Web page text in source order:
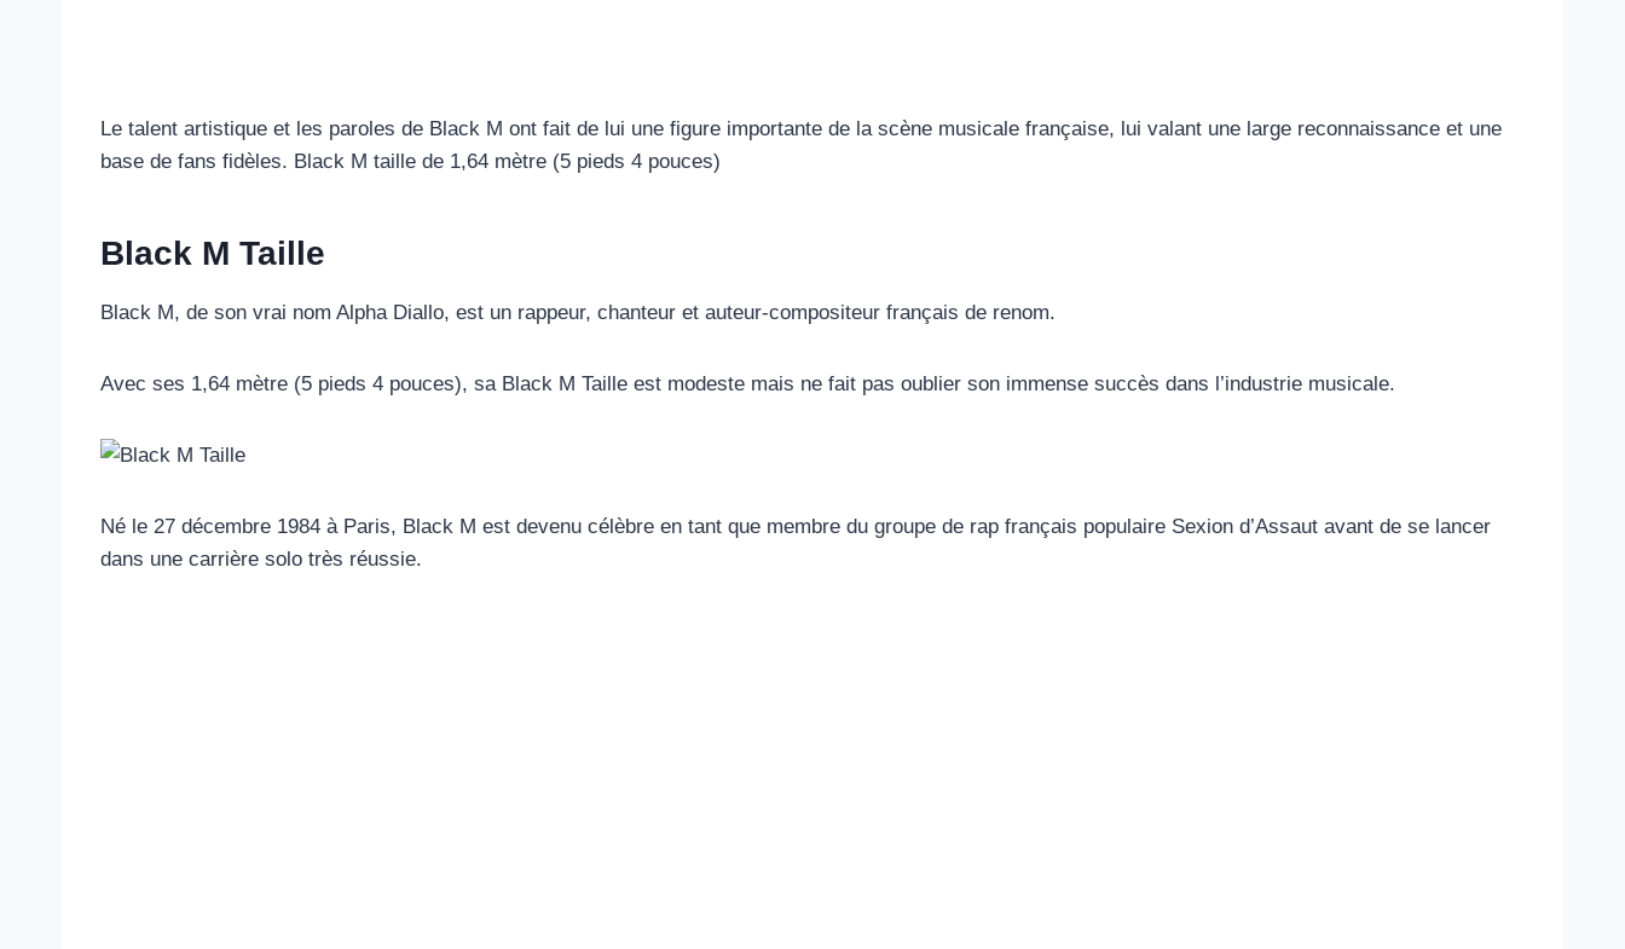
Le talent artistique et les paroles de Black M ont fait de lui une figure importante de la scène musicale française, lui valant une large reconnaissance et une
base de fans fidèles. Black M taille de 1,64 mètre (5 pieds 4 pouces)
Black M Taille
Black M, de son vrai nom Alpha Diallo, est un rappeur, chanteur et auteur-compositeur français de renom.
Avec ses 1,64 mètre (5 pieds 4 pouces), sa Black M Taille est modeste mais ne fait pas oublier son immense succès dans l’industrie musicale.
Né le 27 décembre 1984 à Paris, Black M est devenu célèbre en tant que membre du groupe de rap français populaire Sexion d’Assaut avant de se lancer
dans une carrière solo très réussie.